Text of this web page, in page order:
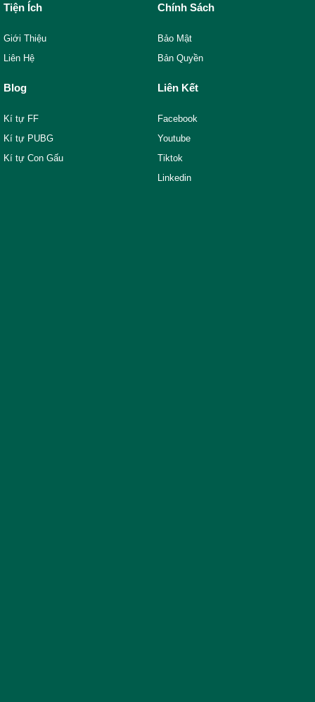
Tiện Ích
Giới Thiệu
Liên Hệ
Chính Sách
Bảo Mật
Bản Quyền
Blog
Kí tự FF
Kí tự PUBG
Kí tự Con Gấu
Liên Kết
Facebook
Youtube
Tiktok
Linkedin